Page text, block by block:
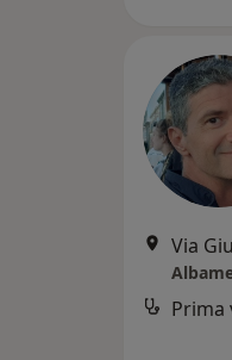
Via
Prima